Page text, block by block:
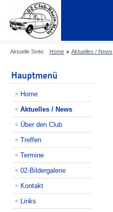
Aktuelle Seite: Home Aktuelles / News
Hauptmenü
Home
Aktuelles / News
Über den Club
Treffen
Termine
02-Bildergalerie
Kontakt
Links